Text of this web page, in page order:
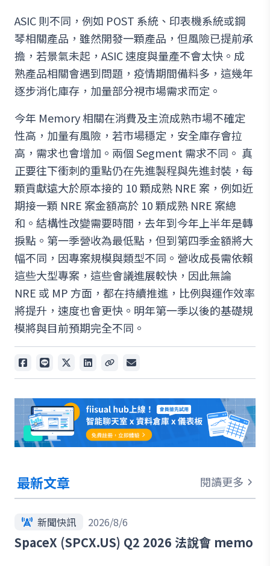
ASIC 則不同，例如 POST 系統、印表機系統或鋼
琴相關產品，雖然開發一顆產品，但風險已提前承
擔，若景氣未起，ASIC 速度與量產不會太快。成
熟產品相關會遇到問題，疫情期間備料多，這幾年
逐步消化庫存，加量部分視市場需求而定。
今年 Memory 相關在消費及主流成熟市場不確定
性高，加量有風險，若市場穩定，安全庫存會拉
高，需求也會增加。兩個 Segment 需求不同。 真
正要往下衝刺的重點仍在先進製程與先進封裝，每
顆貢獻遠大於原本接的 10 顆成熟 NRE 案，例如近
期接一顆 NRE 案金額高於 10 顆成熟 NRE 案總
和。結構性改變需要時間，去年到今年上半年是轉
捩點。第一季營收為最低點，但到第四季金額將大
幅不同，因專案規模與類型不同。營收成長需依賴
這些大型專案，這些會議進展較快，因此無論
NRE 或 MP 方面，都在持續推進，比例與運作效率
將提升，速度也會更快。明年第一季以後的基礎規
模將與目前預期完全不同。
最新文章 閱讀更多
新聞快訊 2026/8/6
SpaceX (SPCX.US) Q2 2026 法說會 memo